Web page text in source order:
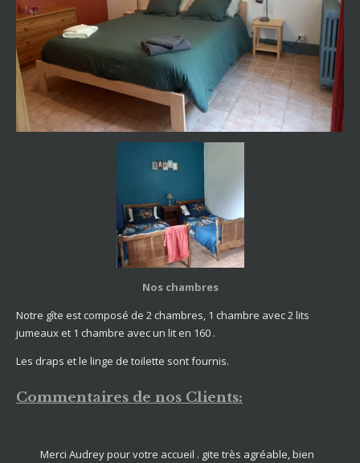
Nos chambres
Notre gîte est composé de 2 chambres, 1 chambre avec 2 lits
jumeaux et 1 chambre avec un lit en 160 .
Les draps et le linge de toilette sont fournis.
Commentaires de nos Clients:
Merci Audrey pour votre accueil . gite très agréable, bien